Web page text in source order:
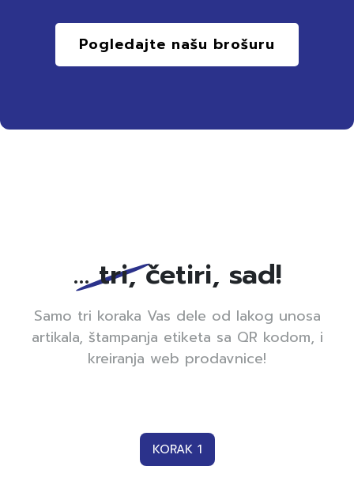
Pogledajte našu brošuru
… tri, četiri, sad!
Samo tri koraka Vas dele od lakog unosa
artikala, štampanja etiketa sa QR kodom, i
kreiranja web prodavnice!
KORAK 1